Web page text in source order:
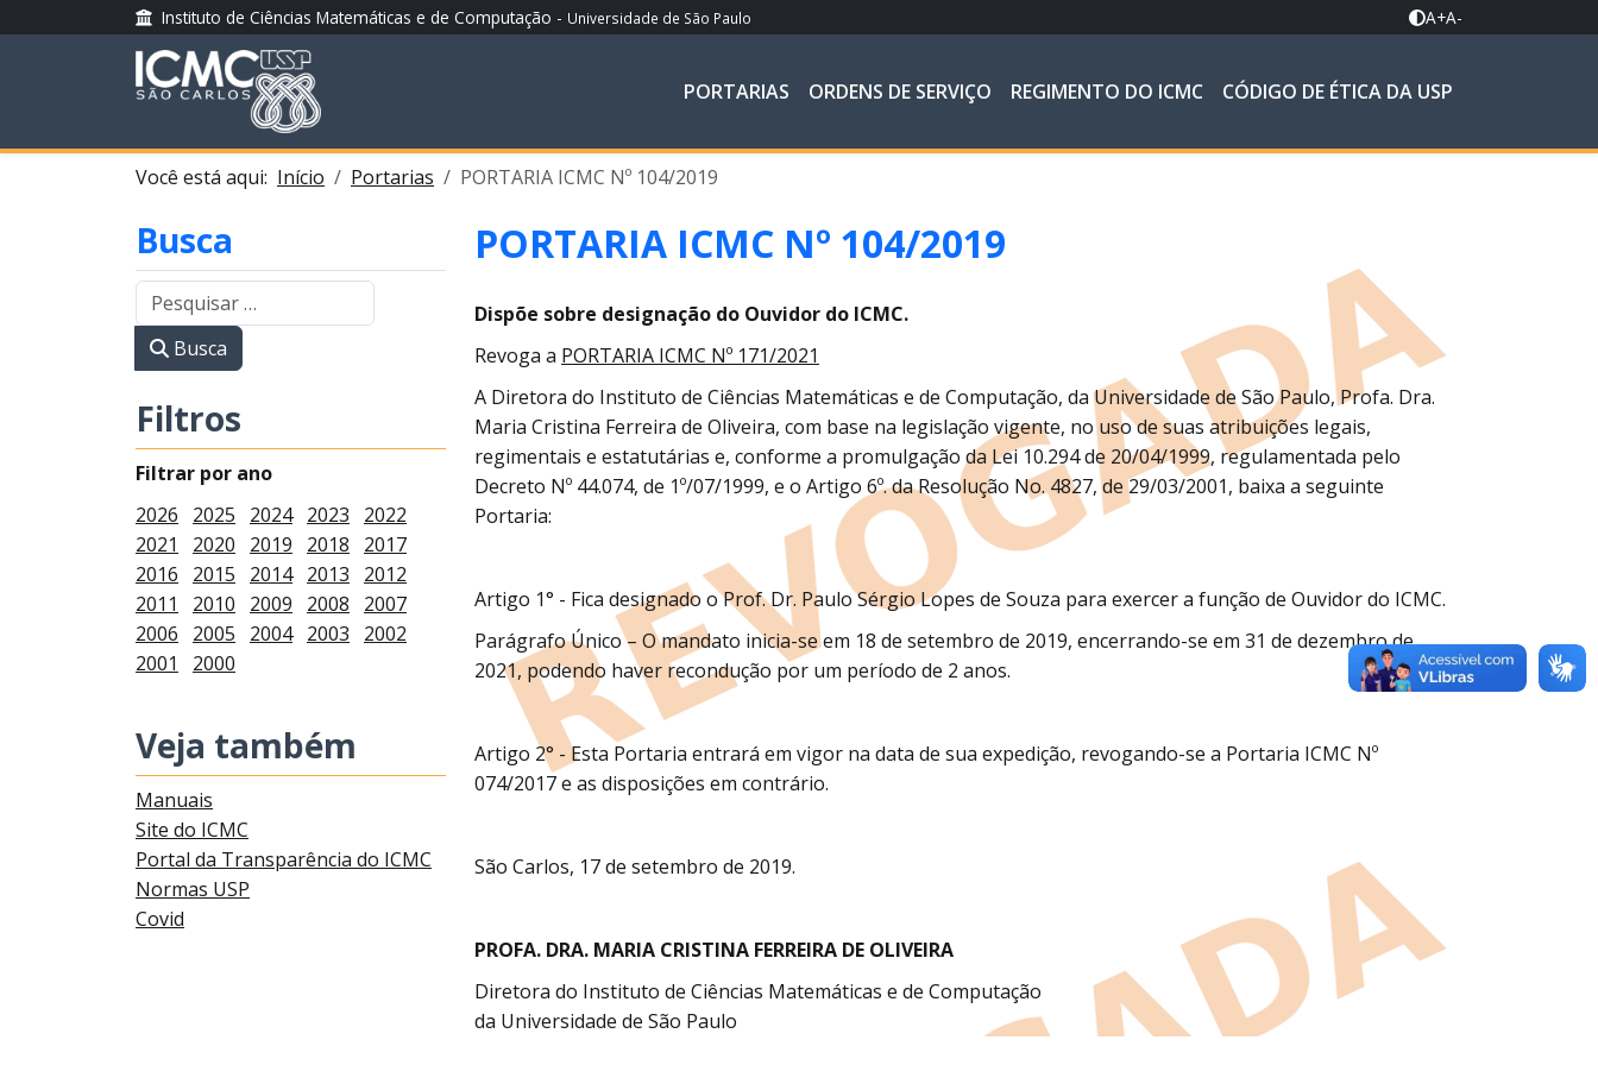
Instituto de Ciências Matemáticas e de Computação - Universidade de São Paulo A+A-
PORTARIAS ORDENS DE SERVIÇO REGIMENTO DO ICMC CÓDIGO DE ÉTICA DA USP
Você está aqui: Início Portarias PORTARIA ICMC Nº 104/2019
Busca
Busca
Filtros
Filtrar por ano
2026
2025 2024 2023
2022
2021
2020 2019 2018
2017
2016
2015 2014 2013
2012
2011
2010 2009 2008
2007
2006
2005 2004 2003
2002
2001
2000
Veja também
Manuais
Site do ICMC
Portal da Transparência do ICMC
Normas USP
Covid
PORTARIA ICMC Nº 104/2019
Dispõe sobre designação do Ouvidor do ICMC.
Revoga a PORTARIA ICMC Nº 171/2021
A Diretora do Instituto de Ciências Matemáticas e de Computação, da Universidade de São Paulo, Profa. Dra.
Maria Cristina Ferreira de Oliveira, com base na legislação vigente, no uso de suas atribuições legais,
regimentais e estatutárias e, conforme a promulgação da Lei 10.294 de 20/04/1999, regulamentada pelo
Decreto Nº 44.074, de 1º/07/1999, e o Artigo 6º. da Resolução No. 4827, de 29/03/2001, baixa a seguinte
Portaria:
Artigo 1° - Fica designado o Prof. Dr. Paulo Sérgio Lopes de Souza para exercer a função de Ouvidor do ICMC.
Parágrafo Único – O mandato inicia-se em 18 de setembro de 2019, encerrando-se em 31 de dezembro de
2021, podendo haver recondução por um período de 2 anos.
Artigo 2° - Esta Portaria entrará em vigor na data de sua expedição, revogando-se a Portaria ICMC Nº
074/2017 e as disposições em contrário.
São Carlos, 17 de setembro de 2019.
PROFA. DRA. MARIA CRISTINA FERREIRA DE OLIVEIRA
Diretora do Instituto de Ciências Matemáticas e de Computação
da Universidade de São Paulo